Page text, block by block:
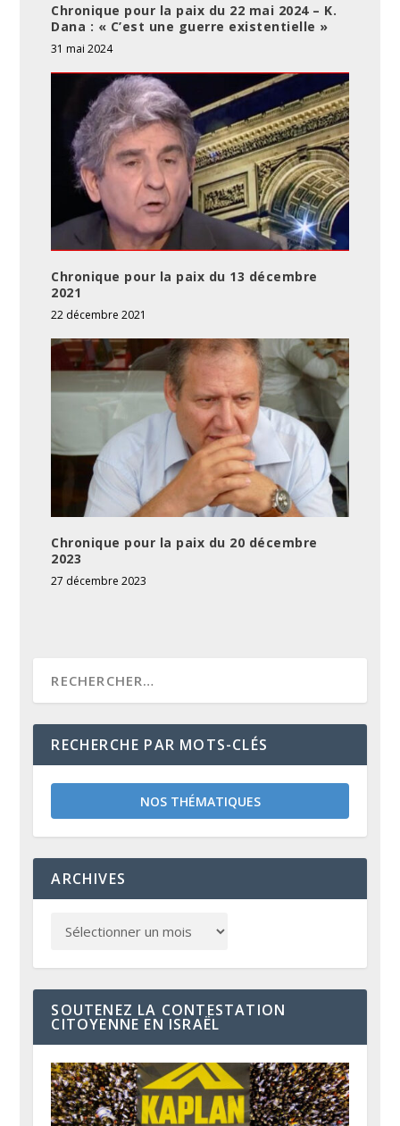
Chronique pour la paix du 22 mai 2024 – K.
Dana : « C’est une guerre existentielle »
31 mai 2024
Chronique pour la paix du 13 décembre
2021
22 décembre 2021
Chronique pour la paix du 20 décembre
2023
27 décembre 2023
RECHERCHE PAR MOTS-CLÉS
NOS THÉMATIQUES
ARCHIVES
SOUTENEZ LA CONTESTATION
CITOYENNE EN ISRAËL